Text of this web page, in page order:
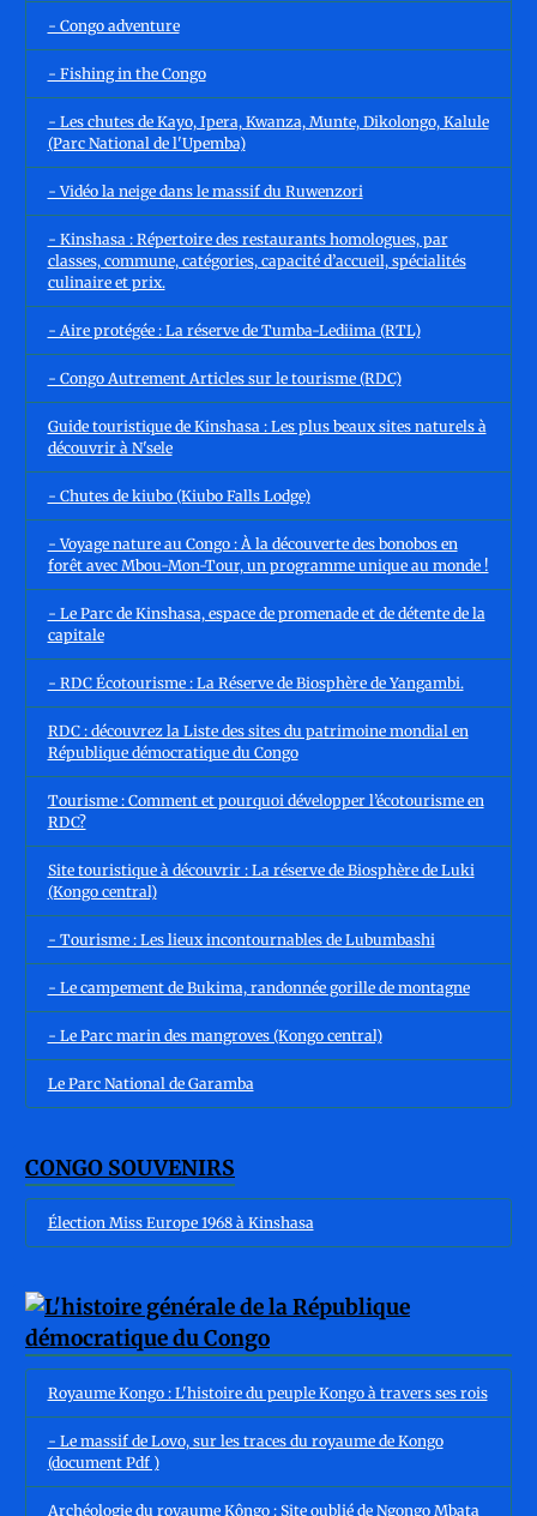
- Congo adventure
- Fishing in the Congo
- Les chutes de Kayo, Ipera, Kwanza, Munte, Dikolongo, Kalule
(Parc National de l'Upemba)
- Vidéo la neige dans le massif du Ruwenzori
- Kinshasa : Répertoire des restaurants homologues, par
classes, commune, catégories, capacité d’accueil, spécialités
culinaire et prix.
- Aire protégée : La réserve de Tumba-Lediima (RTL)
- Congo Autrement Articles sur le tourisme (RDC)
Guide touristique de Kinshasa : Les plus beaux sites naturels à
découvrir à N'sele
- Chutes de kiubo (Kiubo Falls Lodge)
- Voyage nature au Congo : À la découverte des bonobos en
forêt avec Mbou-Mon-Tour, un programme unique au monde !
- Le Parc de Kinshasa, espace de promenade et de détente de la
capitale
- RDC Écotourisme : La Réserve de Biosphère de Yangambi.
RDC : découvrez la Liste des sites du patrimoine mondial en
République démocratique du Congo
Tourisme : Comment et pourquoi développer l’écotourisme en
RDC?
Site touristique à découvrir : La réserve de Biosphère de Luki
(Kongo central)
- Tourisme : Les lieux incontournables de Lubumbashi
- Le campement de Bukima, randonnée gorille de montagne
- Le Parc marin des mangroves (Kongo central)
Le Parc National de Garamba
CONGO SOUVENIRS
Élection Miss Europe 1968 à Kinshasa
Royaume Kongo : L'histoire du peuple Kongo à travers ses rois
- Le massif de Lovo, sur les traces du royaume de Kongo
(document Pdf )
Archéologie du royaume Kôngo : Site oublié de Ngongo Mbata